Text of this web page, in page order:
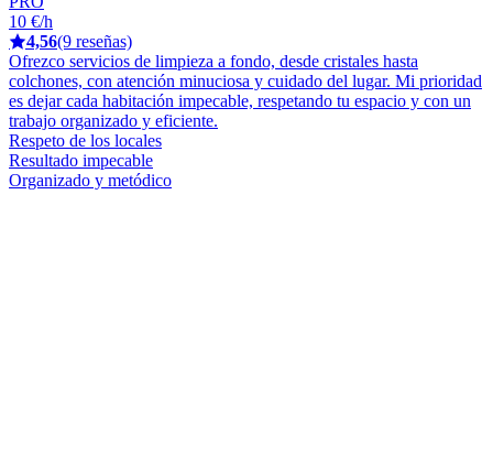
10 €/h
4,56(9 reseñas)
Ofrezco servicios de limpieza a fondo, desde cristales hasta
colchones, con atención minuciosa y cuidado del lugar. Mi prioridad
es dejar cada habitación impecable, respetando tu espacio y con un
trabajo organizado y eficiente.
Respeto de los locales
Resultado impecable
Organizado y metódico